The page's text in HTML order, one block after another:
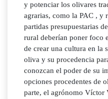
y potenciar los olivares
agrarias, como la PAC , y
partidas presupuestarias
rural deberían poner foco
de crear una cultura en la
oliva y su procedencia
conozcan el poder de su
opciones procedentes de
parte, el agrónomo Víctor